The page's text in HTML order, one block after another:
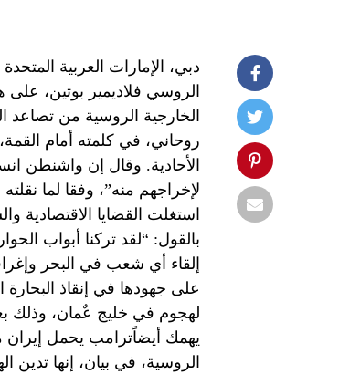
الروسي فلاديمير بوتين،
الخارجية الروسية من تصاعد
روحاني، في كلمته أمام القمة،
الأحادية. وقال إن واشنطن
لإخراجهم منه”، وفقا لما نقلته
استغلت القضايا الاقتصادية
بالقول: “لقد تركنا أبواب
إلقاء أي شعب في البحر
على جهودها في إنقاذ
لهجوم في خليج عٌمان، وذلك
يهمك أيضاًترامب يحمل
الروسية، في بيان، إنها